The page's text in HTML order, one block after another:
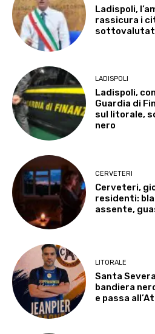
Ladispoli,
rassicura i
LADISPOLI
Ladispoli,
Guardia di
sul litorale,
nero
CERVETERI
Cerveteri,
residenti:
assente,
LITORALE
Santa
bandiera
e passa